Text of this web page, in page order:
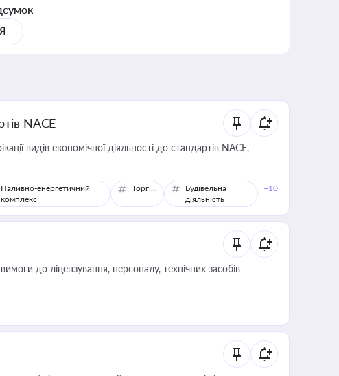
NACE
видів економічної діяльності до стандартів NACE,
Паливно-енергетичний
комплекс
Торгівля
Будівельна
діяльність
+10
до ліцензування, персоналу, технічних засобів